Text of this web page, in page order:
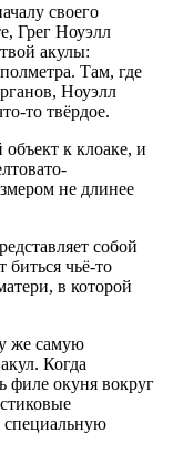
своего
Грег Ноуэлл
акулы:
Там, где
Ноуэлл
то твёрдое.
к клоаке, и
не длинее
собой
чьё-то
в которой
же самую
Когда
филе окуня вокруг
специальную